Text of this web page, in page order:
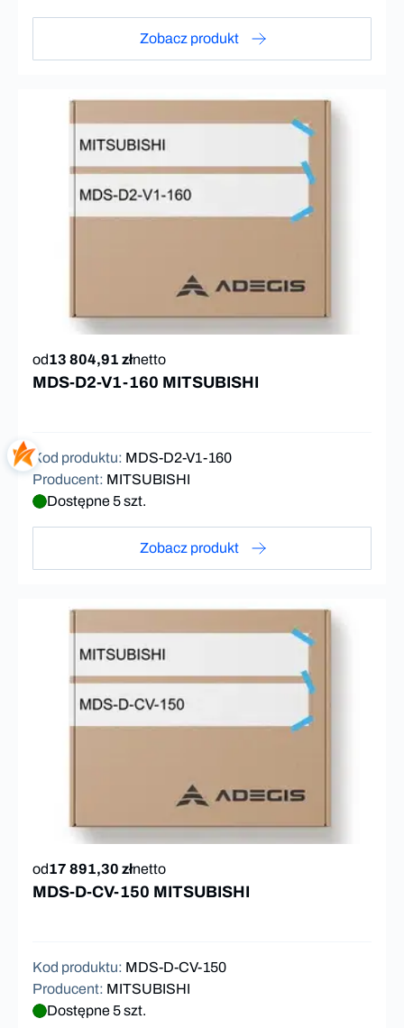
Zobacz produkt
od13 804,91 złnetto
MDS-D2-V1-160 MITSUBISHI
Kod produktu: MDS-D2-V1-160
Producent: MITSUBISHI
Dostępne 5 szt.
Zobacz produkt
od17 891,30 złnetto
MDS-D-CV-150 MITSUBISHI
Kod produktu: MDS-D-CV-150
Producent: MITSUBISHI
Dostępne 5 szt.